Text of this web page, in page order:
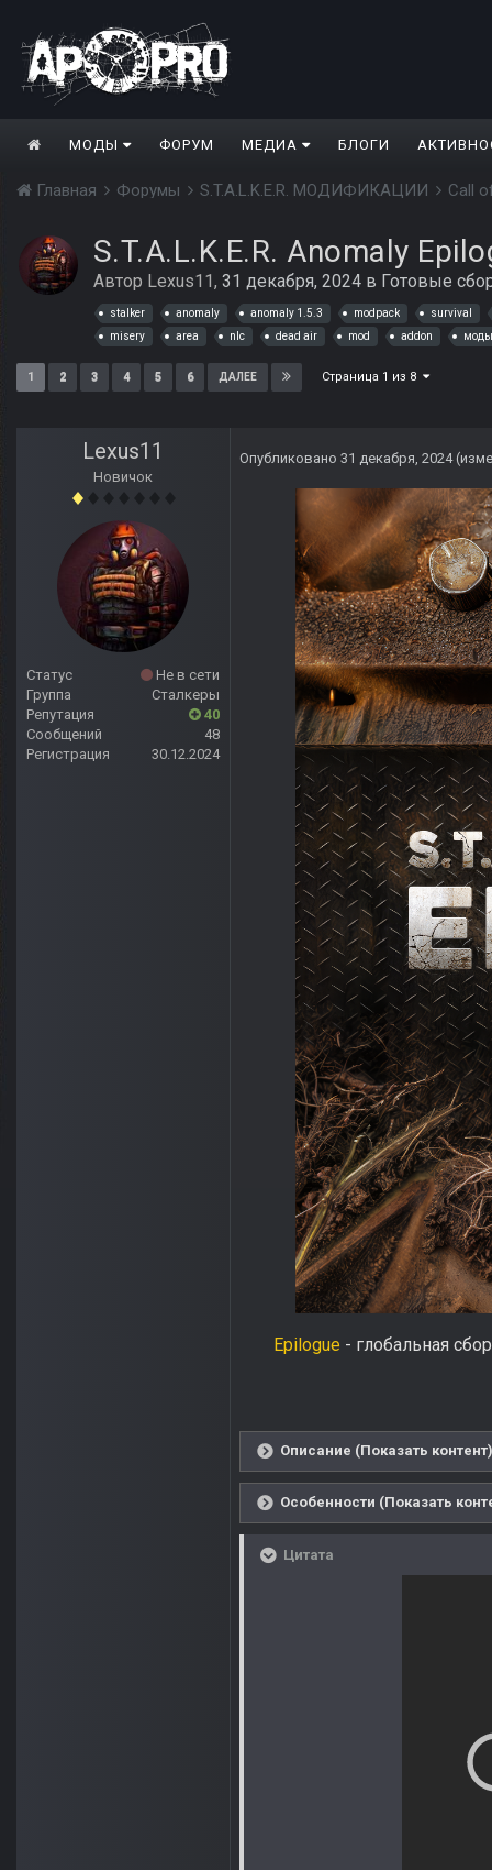
МОДЫ ФОРУМ МЕДИА БЛОГИ
Главная Форумы S.T.A.L.K.E.R. МОДИФИКАЦИИ Call
S.T.A.L.K.E.R. Anomaly
Автор Lexus11, 31 декабря, 2024 в Готовые
stalker anomaly anomaly 1.5.3 modpack
survival
misery
area nlc dead air mod addon моды
1 2 3 4 5 6 ДАЛЕЕ Страница 1 из 8
Lexus11
Новичок
Статус
Не в сети
Группа
Сталкеры
Репутация
40
Сообщений
48
Регистрация
30.12.2024
Опубликовано 31 декабря, 2024
Epilogue - глобальная
Описание (Показать контент)
Особенности (Показать
Цитата